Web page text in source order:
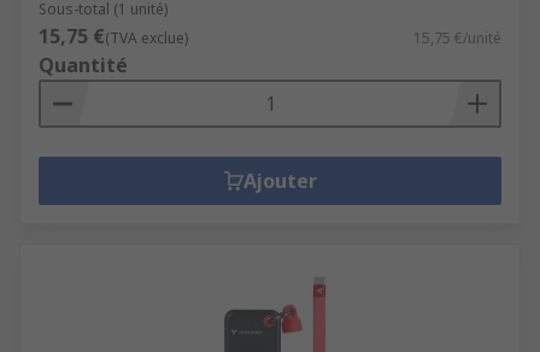
Sous-total (1 unité)
15,75 €(TVA exclue) 15,75 €/unité
Quantité
Ajouter